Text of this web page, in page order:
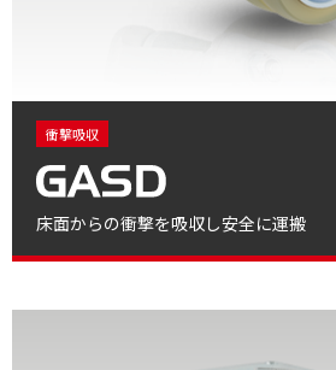
衝撃吸収
床面からの衝撃を吸収し安全に運搬